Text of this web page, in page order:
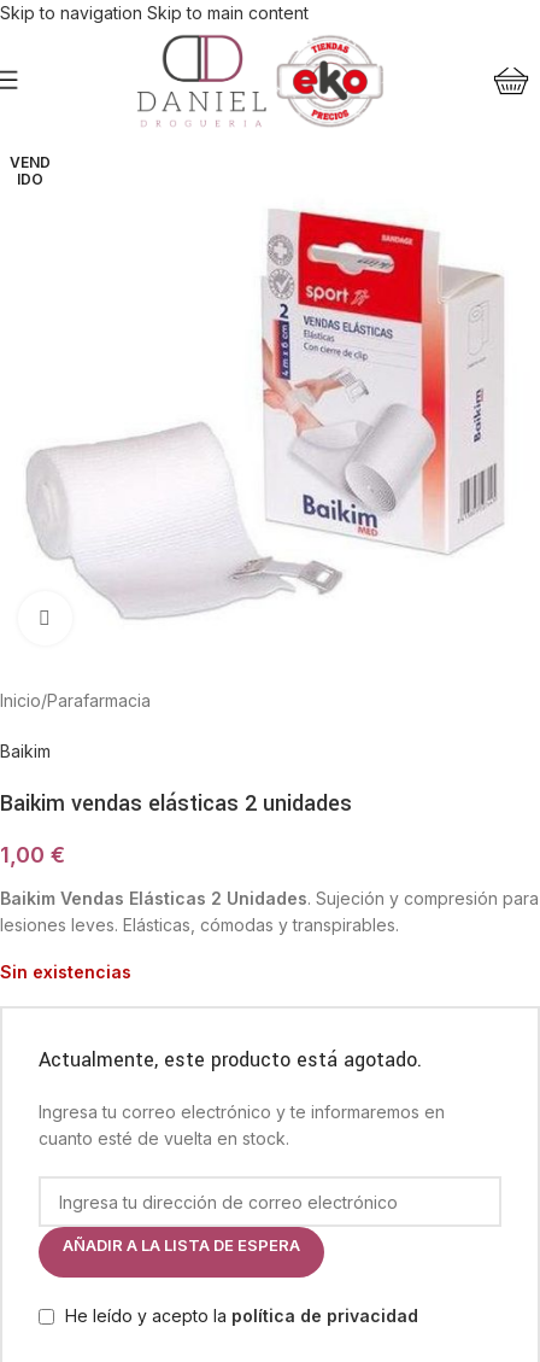
Skip to navigation Skip to main content
VEND
IDO
Haga Click para agrandar
Inicio/Parafarmacia
Baikim
Baikim vendas elásticas 2 unidades
1,00 €
Baikim Vendas Elásticas 2 Unidades. Sujeción y compresión para
lesiones leves. Elásticas, cómodas y transpirables.
Sin existencias
Actualmente, este producto está agotado.
Ingresa tu correo electrónico y te informaremos en
cuanto esté de vuelta en stock.
AÑADIR A LA LISTA DE ESPERA
He leído y acepto la política de privacidad